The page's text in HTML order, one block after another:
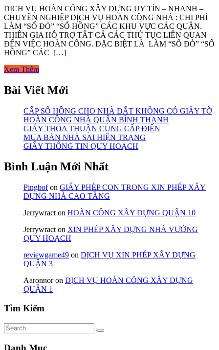
DỊCH VỤ HOÀN CÔNG XÂY DỰNG UY TÍN – NHANH –
CHUYÊN NGHIỆP DỊCH VỤ HOÀN CÔNG NHÀ : CHI PHÍ
LÀM “SỔ ĐỎ” “SỔ HỒNG” CÁC KHU VỰC CÁC QUẬN.
THIÊN GIA HỖ TRỢ TẤT CẢ CÁC THỦ TỤC LIÊN QUAN
ĐẾN VIỆC HOÀN CÔNG. ĐẶC BIỆT LÀ LÀM “SỔ ĐỎ” “SỔ
HỒNG” CÁC […]
Xem Thêm
Bài Viết Mới
CẤP SỔ HỒNG CHO NHÀ ĐẤT KHÔNG CÓ GIẤY TỜ
HOÀN CÔNG NHÀ QUẬN BÌNH THẠNH
GIẤY THỎA THUẬN CUNG CẤP ĐIỆN
MUA BÁN NHÀ SAI HIỆN TRẠNG
GIẤY THÔNG TIN QUY HOẠCH
Bình Luận Mới Nhất
Pingbofon GIẤY PHÉP CON TRONG XIN PHÉP XÂY
DỰNG NHÀ CAO TẦNG
Jerrywract on HOÀN CÔNG XÂY DỰNG QUẬN 10
Jerrywract on XIN PHÉP XÂY DỰNG NHÀ VƯỚNG
QUY HOẠCH
reviewgame49 on DỊCH VỤ XIN PHÉP XÂY DỰNG
QUẬN 3
Aaronnoron DỊCH VỤ HOÀN CÔNG XÂY DỰNG
QUẬN 1
Tìm Kiếm
Danh Mục